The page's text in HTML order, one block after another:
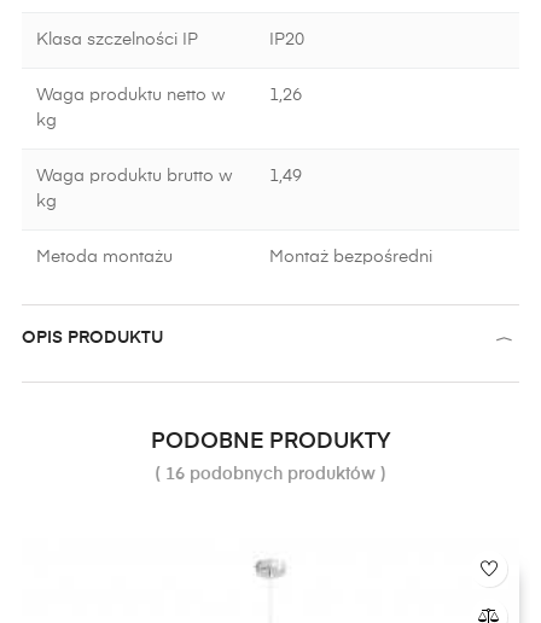
Klasa szczelności IP IP20
Waga produktu netto w
kg
1,26
Waga produktu brutto w
kg
1,49
Metoda montażu Montaż bezpośredni
OPIS PRODUKTU
PODOBNE PRODUKTY
( 16 podobnych produktów )